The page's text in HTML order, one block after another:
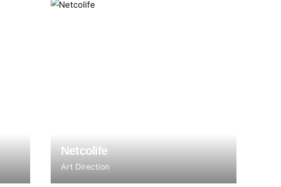
Netcolife
Art Direction